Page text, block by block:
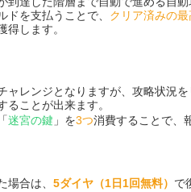
を支払うことで、 クリア済みの
得します。
ャレンジとなりますが、 攻略状況を
ることが出来ます。
迷宮の鍵 」を3つ消費することで、
場合は、 5ダイヤ（1日1回無料） で